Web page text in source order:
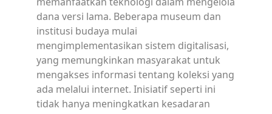
dana versi lama. Beberapa museum dan
institusi budaya mulai
mengimplementasikan sistem digitalisasi,
yang memungkinkan masyarakat untuk
mengakses informasi tentang koleksi yang
ada melalui internet. Inisiatif seperti ini
tidak hanya meningkatkan kesadaran